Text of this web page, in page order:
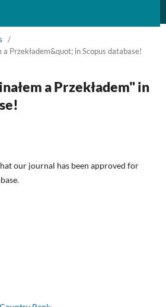
/
Przekładem&quot; in Scopus database!
a Przekładem" in
our journal has been approved for